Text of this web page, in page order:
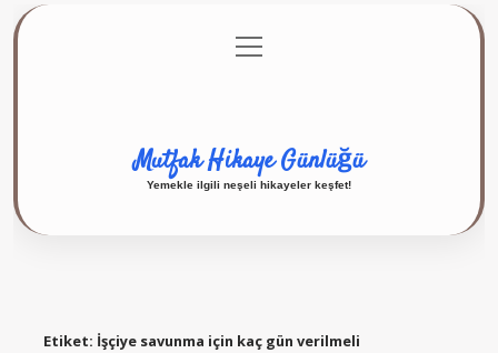
Gizlilik Politikası
menüyü
aç
Mutfak Hikaye Günlüğü
Yemekle ilgili neşeli hikayeler keşfet!
Etiket: İşçiye savunma için kaç gün verilmeli